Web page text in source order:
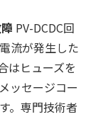
PV-DCDC回
流が発生した
はヒューズを
ッセージコー
。専門技術者